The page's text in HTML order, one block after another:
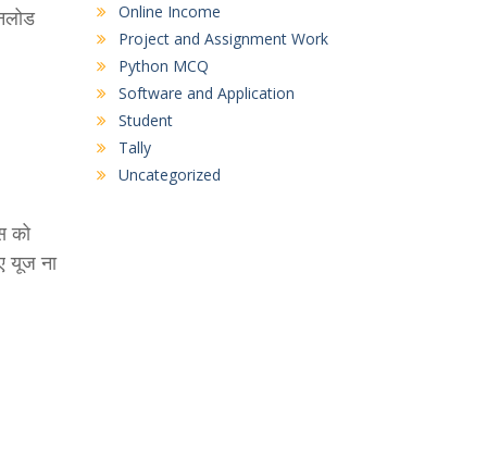
को
यूज ना
Online Income
Project and Assignment Work
Python MCQ
Software and Application
Student
Tally
Uncategorized